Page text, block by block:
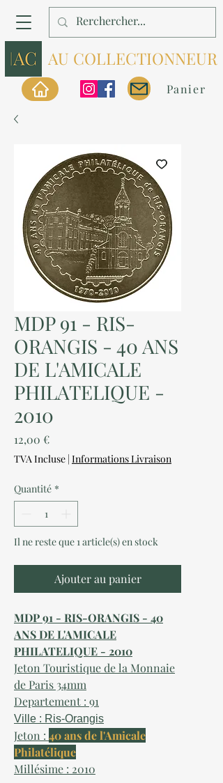
AU COLLECTIONNEUR
Panier
MDP 91 - RIS-
ORANGIS - 40 ANS
DE L'AMICALE
PHILATELIQUE -
2010
12,00 €Prix
TVA Incluse | Informations Livraison
Quantité *
Il ne reste que 1 article(s) en stock
Ajouter au panier
MDP 91 - RIS-ORANGIS - 40
ANS DE L'AMICALE
PHILATELIQUE - 2010
Jeton Touristique de la Monnaie
de Paris 34mm
Departement : 91
Ville : Ris-Orangis
Jeton : 40 ans de l'Amicale
Philatélique
Millésime : 2010